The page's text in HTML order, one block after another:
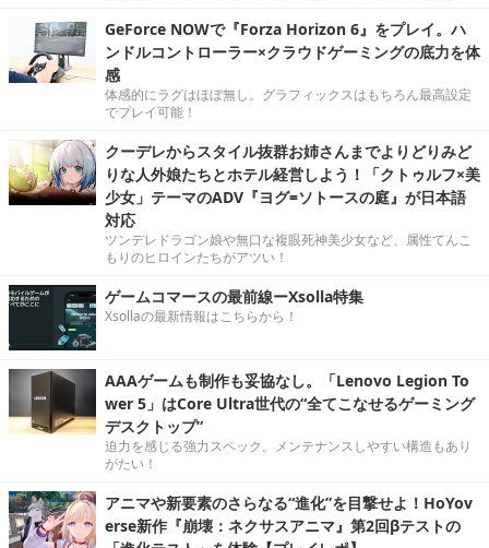
GeForce NOWで『Forza Horizon 6』をプレイ。ハ
ンドルコントローラー×クラウドゲーミングの底力を体
感
体感的にラグはほぼ無し。グラフィックスはもちろん最高設定
でプレイ可能！
クーデレからスタイル抜群お姉さんまでよりどりみど
りな人外娘たちとホテル経営しよう！「クトゥルフ×美
少女」テーマのADV『ヨグ=ソトースの庭』が日本語
対応
ツンデレドラゴン娘や無口な複眼死神美少女など、属性てんこ
もりのヒロインたちがアツい！
ゲームコマースの最前線ーXsolla特集
Xsollaの最新情報はこちらから！
AAAゲームも制作も妥協なし。「Lenovo Legion To
wer 5」はCore Ultra世代の“全てこなせるゲーミング
デスクトップ”
迫力を感じる強力スペック。メンテナンスしやすい構造もあり
がたい！
アニマや新要素のさらなる“進化”を目撃せよ！HoYov
erse新作『崩壊：ネクサスアニマ』第2回βテストの